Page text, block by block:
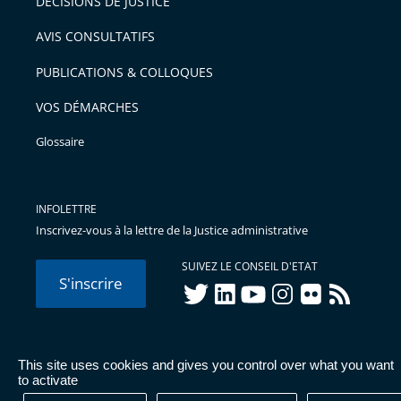
This site uses cookies and gives you control over what you want
to activate
avant
AVIS CONSULTATIFS
PUBLICATIONS & COLLOQUES
VOS DÉMARCHES
Glossaire
INFOLETTRE
Inscrivez-vous à la lettre de la Justice administrative
S'inscrire
SUIVEZ LE CONSEIL D'ETAT
twitterlinkedInyoutubeinstagram
flickr rss
© Conseil d'État 2026 - Mentions légales
Données
personnelles-Publications administratives-Accessibilité :